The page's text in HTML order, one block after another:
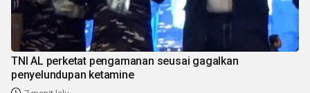
TNI AL perketat pengamanan seusai gagalkan
penyelundupan ketamine